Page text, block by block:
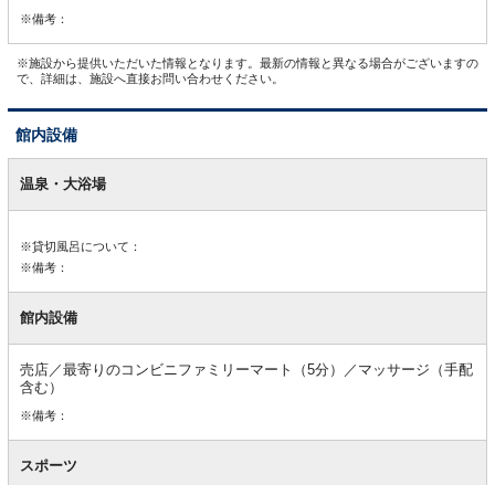
※備考：
※施設から提供いただいた情報となります。最新の情報と異なる場合がございますの
で、詳細は、施設へ直接お問い合わせください。
館内設備
内温泉・大浴場
※貸切風呂について：
※備考：
館内設備
売店／最寄りのコンビニファミリーマート（5分）／マッサージ（手配
含む）
※備考：
スポーツ